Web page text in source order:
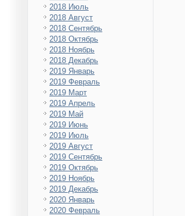
2018 Июль
2018 Август
2018 Сентябрь
2018 Октябрь
2018 Ноябрь
2018 Декабрь
2019 Январь
2019 Февраль
2019 Март
2019 Апрель
2019 Май
2019 Июнь
2019 Июль
2019 Август
2019 Сентябрь
2019 Октябрь
2019 Ноябрь
2019 Декабрь
2020 Январь
2020 Февраль